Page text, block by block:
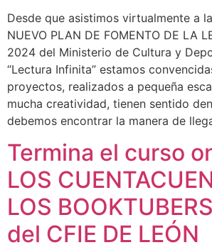
Desde que asistimos virtualmente a
NUEVO PLAN DE FOMENTO DE LA
2024 del Ministerio de Cultura y
“Lectura Infinita” estamos
proyectos, realizados a pequeña
mucha creatividad, tienen sentido
debemos encontrar la manera de
Termina el curso
LOS
LOS
del CFIE DE LEÓN